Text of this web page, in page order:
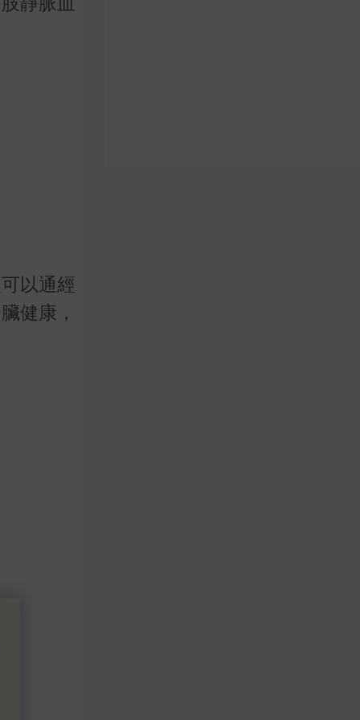
以通經
健康，